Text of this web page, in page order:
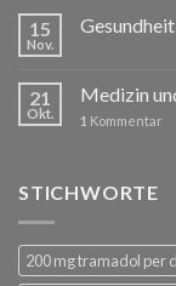
15
Nov.
21
Okt.
Medizin
1 Kommentar
STICHWORTE
200 mg tramadol per